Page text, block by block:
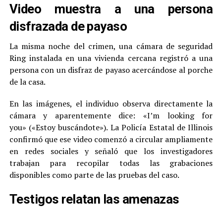
Video muestra a una persona
disfrazada de payaso
La misma noche del crimen, una cámara de seguridad
Ring instalada en una vivienda cercana registró a una
persona con un disfraz de payaso acercándose al porche
de la casa.
En las imágenes, el individuo observa directamente la
cámara y aparentemente dice: «I’m looking for
you» («Estoy buscándote»). La Policía Estatal de Illinois
confirmó que ese video comenzó a circular ampliamente
en redes sociales y señaló que los investigadores
trabajan para recopilar todas las grabaciones
disponibles como parte de las pruebas del caso.
Testigos relatan las amenazas